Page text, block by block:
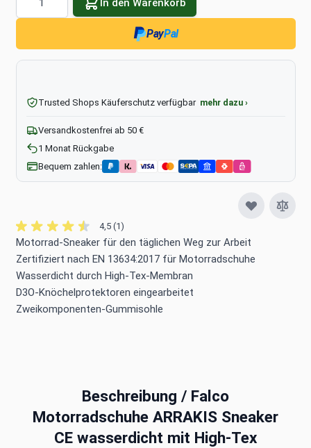
4,5 (1)
Motorrad-Sneaker für den täglichen Weg zur Arbeit
Zertifiziert nach EN 13634:2017 für Motorradschuhe
Wasserdicht durch High-Tex-Membran
D3O-Knöchelprotektoren eingearbeitet
Zweikomponenten-Gummisohle
In den Warenkorb
PayPal
Trusted Shops Käuferschutz verfügbar mehr dazu ›
Versandkostenfrei ab 50 €
1 Monat Rückgabe
Bequem zahlen:
Beschreibung / Falco
Motorradschuhe ARRAKIS Sneaker
CE wasserdicht mit High-Tex